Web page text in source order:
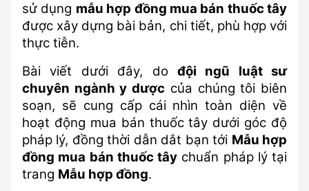
sử dụng mẫu hợp đồng mua bán thuốc tây
được xây dựng bài bản, chi tiết, phù hợp với
thực tiễn.
Bài viết dưới đây, do đội ngũ luật sư
chuyên ngành y dược của chúng tôi biên
soạn, sẽ cung cấp cái nhìn toàn diện về
hoạt động mua bán thuốc tây dưới góc độ
pháp lý, đồng thời dẫn dắt bạn tới Mẫu hợp
đồng mua bán thuốc tây chuẩn pháp lý tại
trang Mẫu hợp đồng.